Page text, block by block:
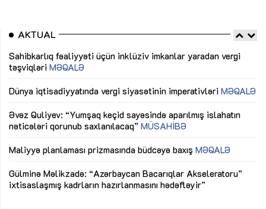
AKTUAL
Sahibkarlıq fəaliyyəti üçün inklüziv imkanlar yaradan vergi
təşviqləri MƏQALƏ
Dünya iqtisadiyyatında vergi siyasətinin imperativləri MƏQALƏ
Əvəz Quliyev: “Yumşaq keçid sayəsində aparılmış islahatın
nəticələri qorunub saxlanılacaq” MÜSAHİBƏ
Maliyyə planlaması prizmasında büdcəyə baxış MƏQALƏ
Gülminə Məlikzadə: “Azərbaycan Bacarıqlar Akseleratoru”
ixtisaslaşmış kadrların hazırlanmasını hədəfləyir”